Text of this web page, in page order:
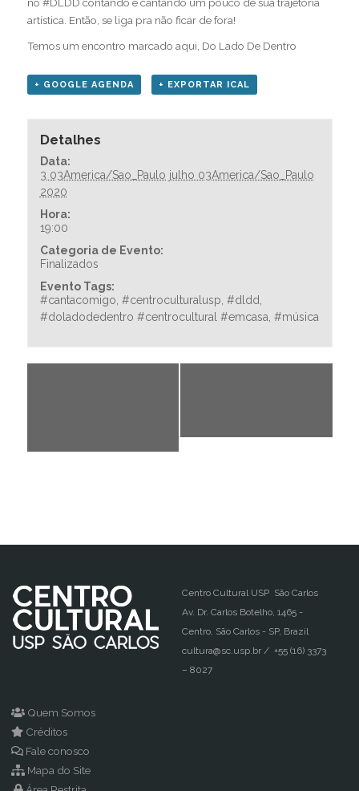
no #DLDD contando e cantando um pouco de sua trajetória
artística. Então, se liga pra não ficar de fora!
Temos um encontro marcado aqui, Do Lado De Dentro
+ GOOGLE AGENDA + EXPORTAR ICAL
Detalhes
Data:
3 03America/Sao_Paulo julho 03America/Sao_Paulo
2020
Hora:
19:00
Categoria de Evento:
Finalizados
Evento Tags:
#cantacomigo, #centroculturalusp, #dldd,
#doladodedentro #centrocultural #emcasa, #música
Centro Cultural USP São Carlos
Av. Dr. Carlos Botelho, 1465 -
Centro, São Carlos - SP, Brazil
cultura@sc.usp.br / +55 (16) 3373
– 8027
Quem Somos
Créditos
Fale conosco
Mapa do Site